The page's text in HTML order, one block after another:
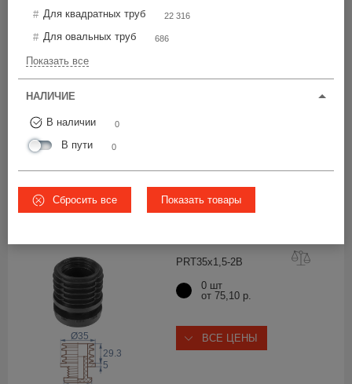
Для квадратных труб 22 316
Для овальных труб 686
Показать все
НАЛИЧИЕ
В наличии 0
В пути 0
Сбросить все Показать товары
Цена по возрастанию
Ø28
PRT35x1,5-2B
5
29.3
Ø35
0 шт
от 75,10 р.
ВСЕ ЦЕНЫ